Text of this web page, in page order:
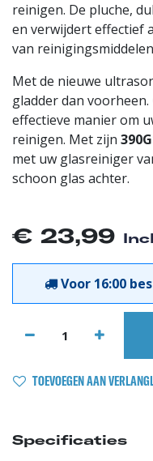
reinigen. De pluche,
en verwijdert effectief
van
Met de nieuwe
gladder dan voorheen.
effectieve manier om
reinigen. Met zijn
met uw glasreiniger
schoon glas achter.
€ 23,99
Voor 16:00
TOEVOEGEN AAN
Specificaties